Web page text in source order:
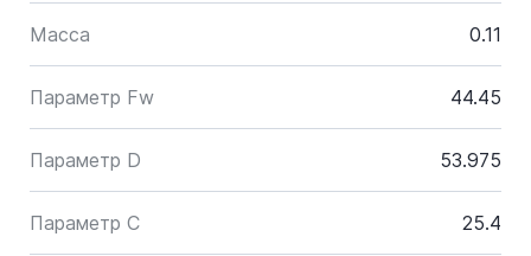
Масса 0.11
Параметр Fw 44.45
Параметр D 53.975
Параметр C 25.4